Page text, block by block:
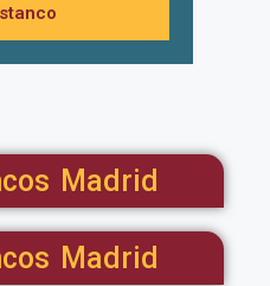
Madrid
Madrid